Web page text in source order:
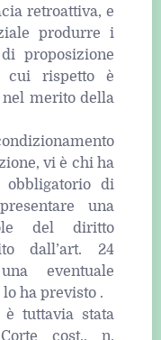
retroattiva, e
produrre i
proposizione
cui rispetto è
merito della
vi è chi ha
obbligatorio di
una
del diritto
dall’art. 24
eventuale
ha previsto .
tuttavia stata
cost., n.